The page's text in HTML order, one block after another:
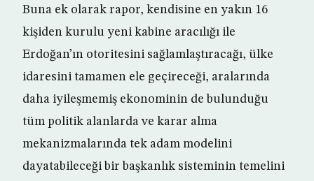
Buna ek olarak rapor, kendisine en yakın 16
kişiden kurulu yeni kabine aracılığı ile
Erdoğan’ın otoritesini sağlamlaştıracağı, ülke
idaresini tamamen ele geçireceği, aralarında
daha iyileşmemiş ekonominin de bulunduğu
tüm politik alanlarda ve karar alma
mekanizmalarında tek adam modelini
dayatabileceği bir başkanlık sisteminin temelini